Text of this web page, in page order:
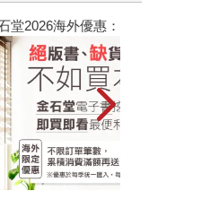
金石堂2026海